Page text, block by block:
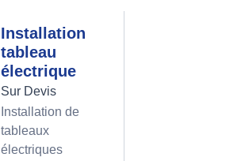
Installation
tableau
électrique
Sur Devis
Installation de
tableaux
électriques